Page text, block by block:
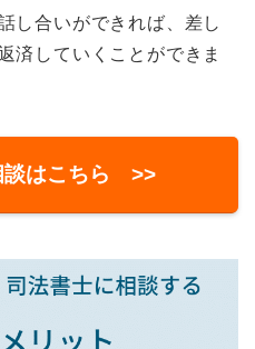
し合いができれば、差し
済していくことができま
談はこちら >>